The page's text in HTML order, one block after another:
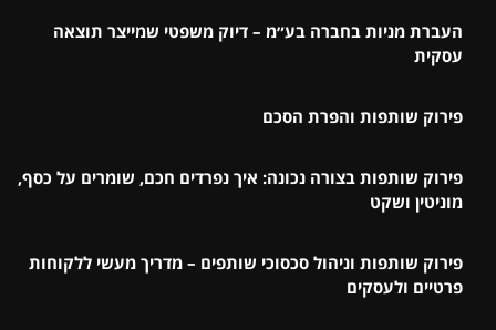
העברת מניות בחברה בע״מ – דיוק משפטי שמייצר תוצאה
עסקית
פירוק שותפות והפרת הסכם
פירוק שותפות בצורה נכונה: איך נפרדים חכם, שומרים על כסף,
מוניטין ושקט
פירוק שותפות וניהול סכסוכי שותפים – מדריך מעשי ללקוחות
פרטיים ולעסקים